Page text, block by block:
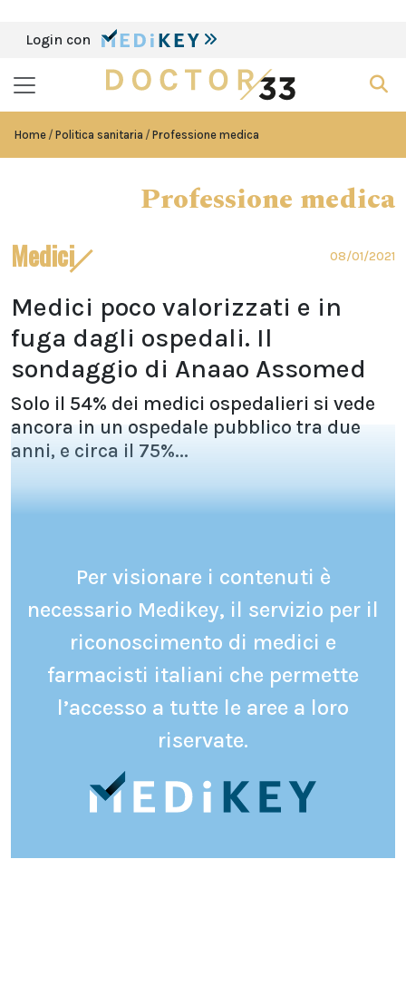
Login con
Home Politica sanitaria Professione medica
Professione medica
Medici 08/01/2021
Medici poco valorizzati e in
fuga dagli ospedali. Il
sondaggio di Anaao Assomed
Solo il 54% dei medici ospedalieri si vede
ancora in un ospedale pubblico tra due
anni, e circa il 75%...
Per visionare i contenuti è
necessario Medikey, il servizio per il
riconoscimento di medici e
farmacisti italiani che permette
l’accesso a tutte le aree a loro
riservate.